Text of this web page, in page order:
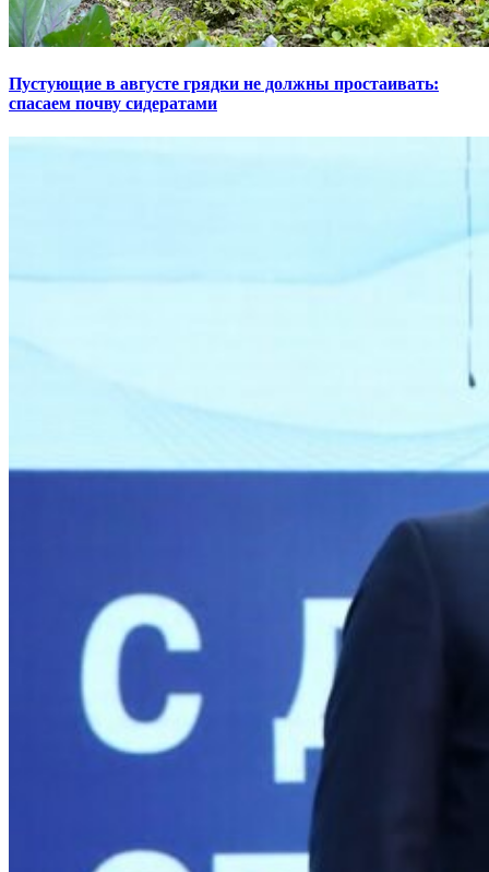
Пустующие в августе грядки не должны простаивать:
спасаем почву сидератами